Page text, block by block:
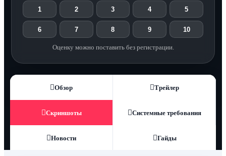
1 2 3 4 5
6 7 8 9 10
Оценку можно поставить без регистрации.
Обзор Трейлер
Скриншоты Системные требования
Новости Гайды